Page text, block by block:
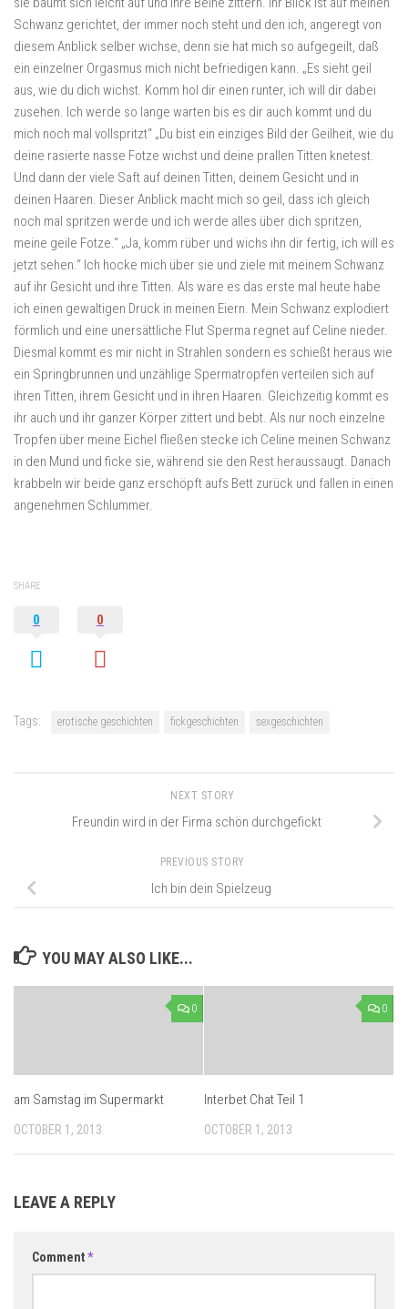
SHARE
0 0
Tags: erotische geschichten fickgeschichten sexgeschichten
NEXT STORY
Freundin wird in der Firma schön durchgefickt
PREVIOUS STORY
Ich bin dein Spielzeug
YOU MAY ALSO LIKE...
0
am Samstag im Supermarkt
OCTOBER 1, 2013
0
Interbet Chat Teil 1
OCTOBER 1, 2013
LEAVE A REPLY
Comment*